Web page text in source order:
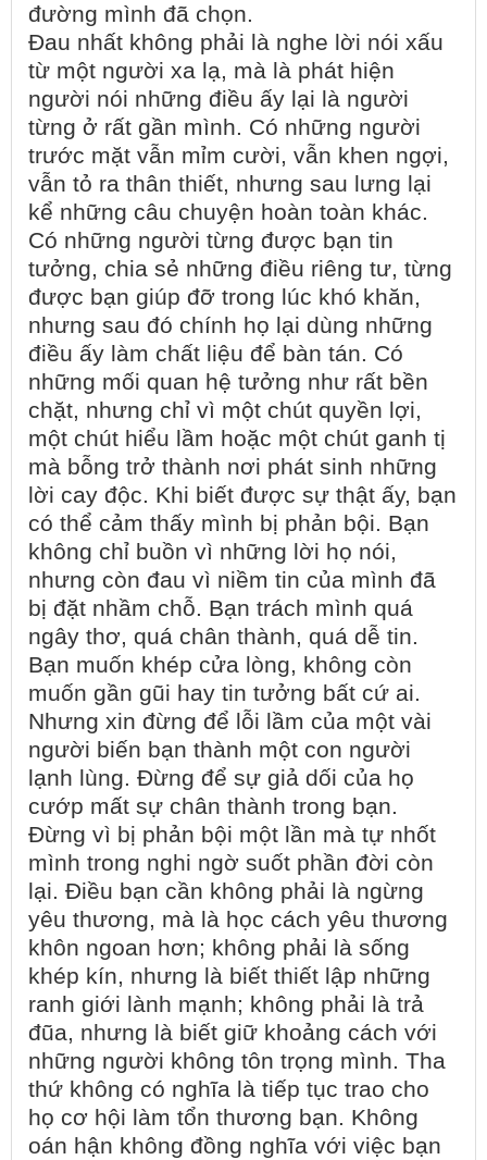
đường mình đã chọn.
Đau nhất không phải là nghe lời nói xấu
từ một người xa lạ, mà là phát hiện
người nói những điều ấy lại là người
từng ở rất gần mình. Có những người
trước mặt vẫn mỉm cười, vẫn khen ngợi,
vẫn tỏ ra thân thiết, nhưng sau lưng lại
kể những câu chuyện hoàn toàn khác.
Có những người từng được bạn tin
tưởng, chia sẻ những điều riêng tư, từng
được bạn giúp đỡ trong lúc khó khăn,
nhưng sau đó chính họ lại dùng những
điều ấy làm chất liệu để bàn tán. Có
những mối quan hệ tưởng như rất bền
chặt, nhưng chỉ vì một chút quyền lợi,
một chút hiểu lầm hoặc một chút ganh tị
mà bỗng trở thành nơi phát sinh những
lời cay độc. Khi biết được sự thật ấy, bạn
có thể cảm thấy mình bị phản bội. Bạn
không chỉ buồn vì những lời họ nói,
nhưng còn đau vì niềm tin của mình đã
bị đặt nhầm chỗ. Bạn trách mình quá
ngây thơ, quá chân thành, quá dễ tin.
Bạn muốn khép cửa lòng, không còn
muốn gần gũi hay tin tưởng bất cứ ai.
Nhưng xin đừng để lỗi lầm của một vài
người biến bạn thành một con người
lạnh lùng. Đừng để sự giả dối của họ
cướp mất sự chân thành trong bạn.
Đừng vì bị phản bội một lần mà tự nhốt
mình trong nghi ngờ suốt phần đời còn
lại. Điều bạn cần không phải là ngừng
yêu thương, mà là học cách yêu thương
khôn ngoan hơn; không phải là sống
khép kín, nhưng là biết thiết lập những
ranh giới lành mạnh; không phải là trả
đũa, nhưng là biết giữ khoảng cách với
những người không tôn trọng mình. Tha
thứ không có nghĩa là tiếp tục trao cho
họ cơ hội làm tổn thương bạn. Không
oán hận không đồng nghĩa với việc bạn